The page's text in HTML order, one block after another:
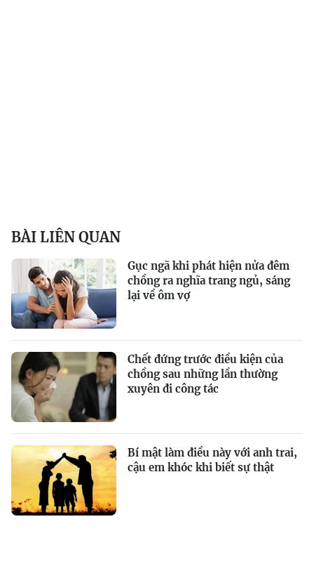
BÀI LIÊN QUAN
Gục ngã khi phát hiện nửa đêm
chồng ra nghĩa trang ngủ, sáng
lại về ôm vợ
Chết đứng trước điều kiện của
chồng sau những lần thường
xuyên đi công tác
Bí mật làm điều này với anh trai,
cậu em khóc khi biết sự thật